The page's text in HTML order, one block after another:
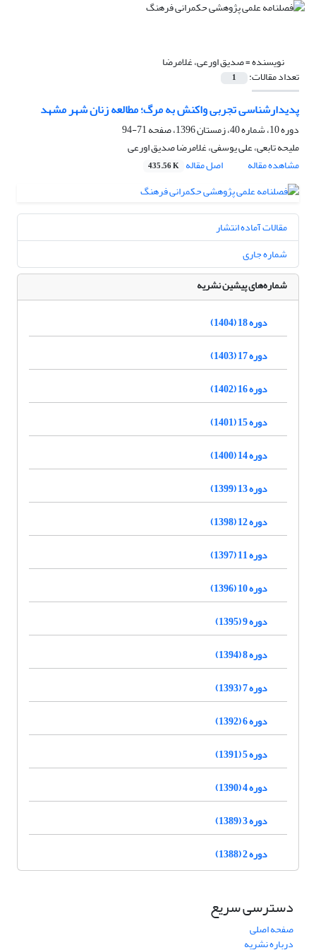
نویسنده =صدیق اورعی، غلامرضا
تعداد مقالات: 1
پدیدارشناسی تجربی واکنش به مرگ؛ مطالعه زنان شهر مشهد
دوره 10، شماره 40، زمستان 1396، صفحه
71-94
ملیحه تابعی، علی یوسفی، غلامرضا صدیق اورعی
مشاهده مقاله
اصل مقاله 435.56 K
مقالات آماده انتشار
شماره جاری
شماره‌های پیشین نشریه
دوره 18 (1404)
دوره 17 (1403)
دوره 16 (1402)
دوره 15 (1401)
دوره 14 (1400)
دوره 13 (1399)
دوره 12 (1398)
دوره 11 (1397)
دوره 10 (1396)
دوره 9 (1395)
دوره 8 (1394)
دوره 7 (1393)
دوره 6 (1392)
دوره 5 (1391)
دوره 4 (1390)
دوره 3 (1389)
دوره 2 (1388)
دسترسی سریع
صفحه اصلی
درباره نشریه